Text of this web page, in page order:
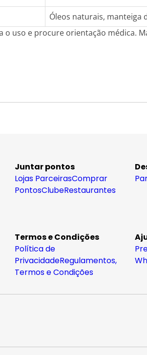
Óleos naturais, manteiga
o uso e procure orientação médica.
Juntar pontos
Lojas ParceirasComprar
PontosClubeRestaurantes
Termos e Condições
Política de
PrivacidadeRegulamentos,
Termos e Condições